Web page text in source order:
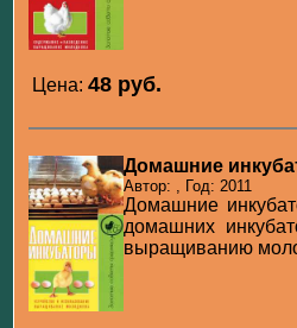
Цена: 48 pуб.
Домашние
Автор: , Год: 2011
Домашние
домашних
выращиванию